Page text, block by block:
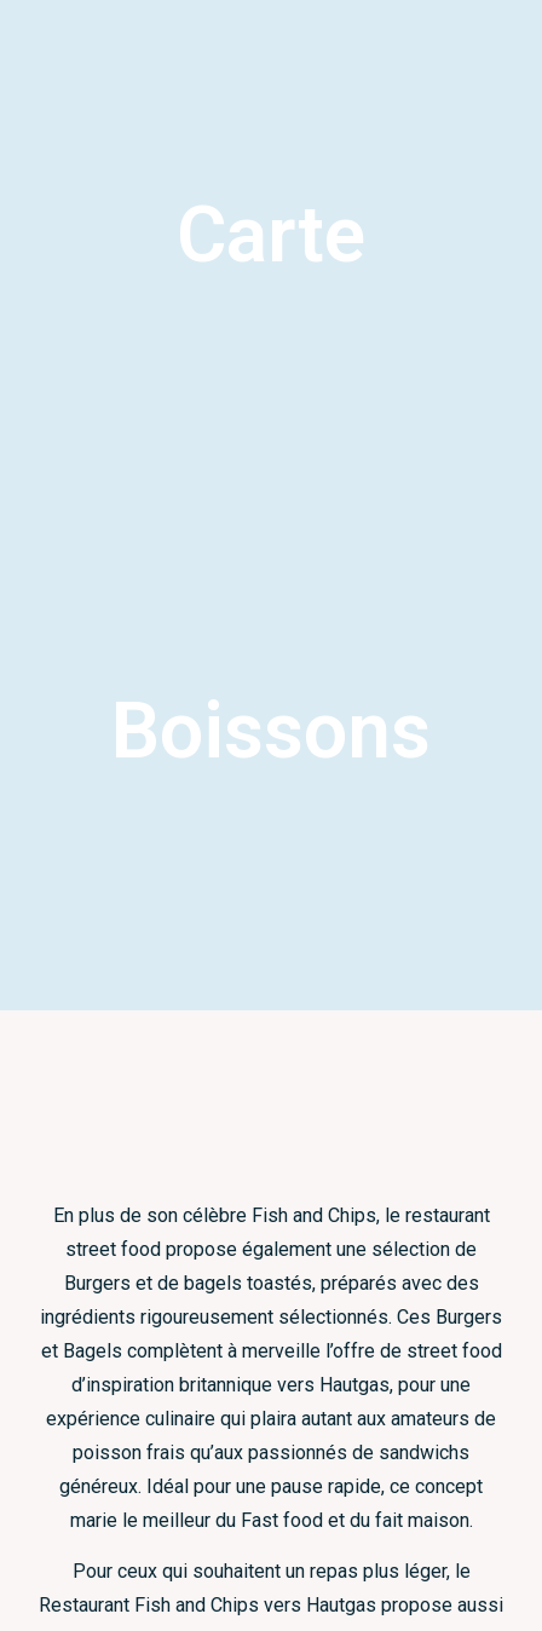
Carte
Boissons
En plus de son célèbre Fish and Chips, le restaurant
street food propose également une sélection de
Burgers et de bagels toastés, préparés avec des
ingrédients rigoureusement sélectionnés. Ces Burgers
et Bagels complètent à merveille l’offre de street food
d’inspiration britannique vers Hautgas, pour une
expérience culinaire qui plaira autant aux amateurs de
poisson frais qu’aux passionnés de sandwichs
généreux. Idéal pour une pause rapide, ce concept
marie le meilleur du Fast food et du fait maison.
Pour ceux qui souhaitent un repas plus léger, le
Restaurant Fish and Chips vers Hautgas propose aussi